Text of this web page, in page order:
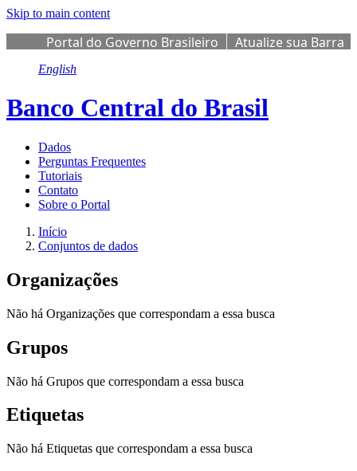
Skip to main content
Portal do Governo Brasileiro
Atualize sua Barra
English
Banco Central do Brasil
Dados
Perguntas Frequentes
Tutoriais
Contato
Sobre o Portal
Início
Conjuntos de dados
Organizações
Não há Organizações que correspondam a essa busca
Grupos
Não há Grupos que correspondam a essa busca
Etiquetas
Não há Etiquetas que correspondam a essa busca